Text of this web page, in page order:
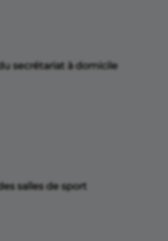
secrétariat à domicile
salles de sport